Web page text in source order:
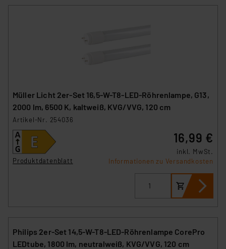
Müller Licht 2er-Set 16,5-W-T8-LED-Röhrenlampe, G13,
2000 lm, 6500 K, kaltweiß, KVG/VVG, 120 cm
Artikel-Nr. 254036
Produktdatenblatt
16,99 €
inkl. MwSt.
Informationen zu Versandkosten
Philips 2er-Set 14,5-W-T8-LED-Röhrenlampe CorePro
LEDtube, 1800 lm, neutralweiß, KVG/VVG, 120 cm